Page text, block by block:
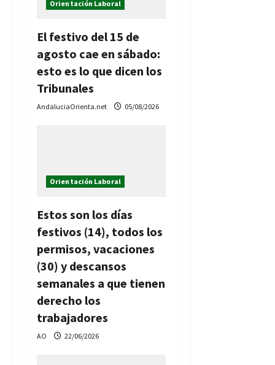
n
t
r
Orientación Laboral
El festivo del 15 de
agosto cae en sábado:
esto es lo que dicen los
Tribunales
AndaluciaOrienta.net 05/08/2026
Orientación Laboral
Estos son los días
festivos (14), todos los
permisos, vacaciones
(30) y descansos
semanales a que tienen
derecho los
trabajadores
AO 22/06/2026